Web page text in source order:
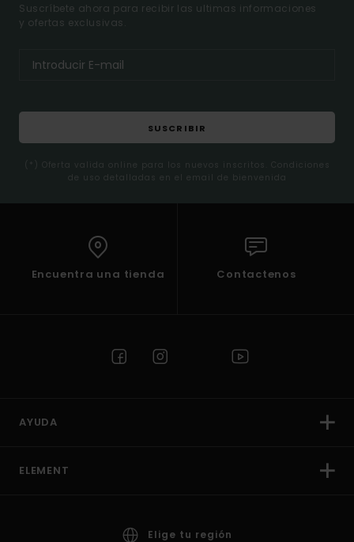
Suscríbete ahora para recibir las ultimas informaciones
y ofertas exclusivas.
SUSCRIBIR
(*) Oferta valida online para los nuevos inscritos. Condiciones
de uso detalladas en el email de bienvenida
Encuentra una tienda Contactenos
AYUDA
ELEMENT
Elige tu región